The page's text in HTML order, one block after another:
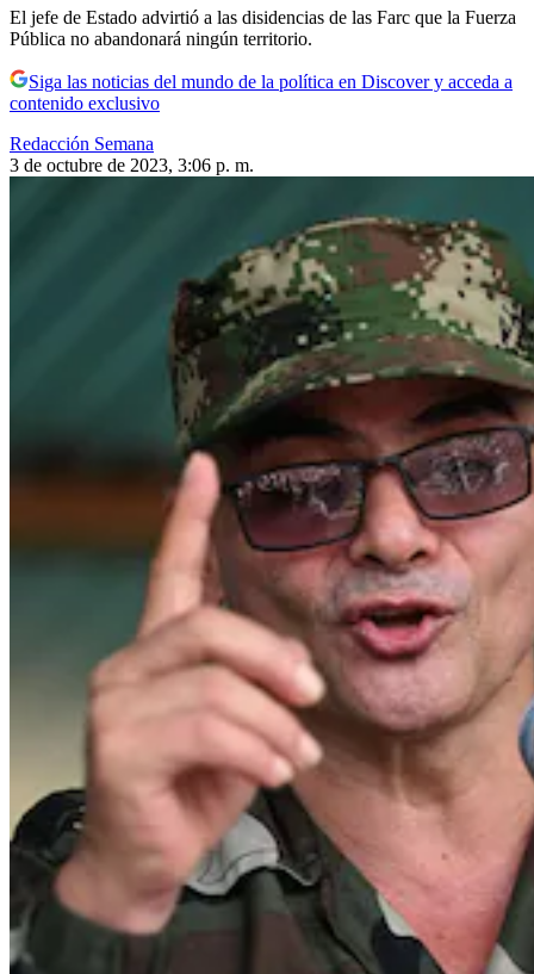
El jefe de Estado advirtió a las disidencias de las Farc que la Fuerza
Pública no abandonará ningún territorio.
Siga las noticias del mundo de la política en Discover y acceda a
contenido exclusivo
Redacción Semana
3 de octubre de 2023, 3:06 p. m.